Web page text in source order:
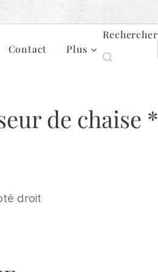
Contact Plus
Rechercher
de chaise *
droit